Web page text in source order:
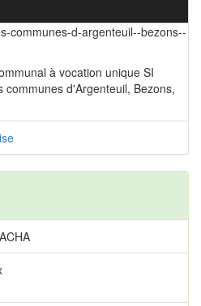
communes-d-argenteuil--bezons--
à vocation unique SI
d'Argenteuil, Bezons,